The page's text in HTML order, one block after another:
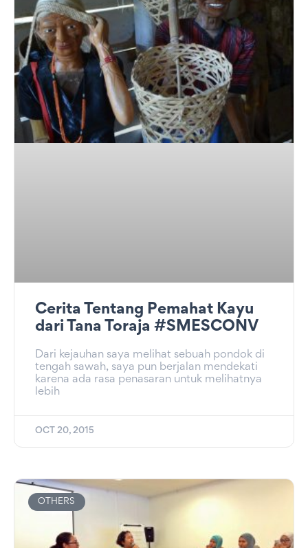
Cerita Tentang Pemahat Kayu
dari Tana Toraja #SMESCONV
Dari kejauhan saya melihat sebuah pondok di
tengah sawah, saya pun berjalan mendekati
karena ada rasa penasaran untuk melihatnya
lebih
OCT 20, 2015
OTHERS